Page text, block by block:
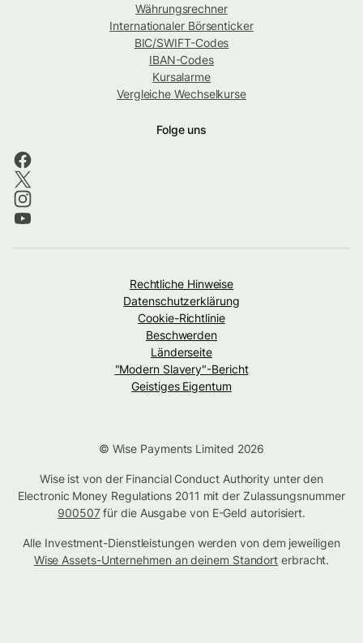
Währungsrechner
Internationaler Börsenticker
BIC/SWIFT-Codes
IBAN-Codes
Kursalarme
Vergleiche Wechselkurse
Folge uns
Rechtliche Hinweise
Datenschutzerklärung
Cookie-Richtlinie
Beschwerden
Länderseite
"Modern Slavery"-Bericht
Geistiges Eigentum
© Wise Payments Limited 2026
Wise ist von der Financial Conduct Authority unter den
Electronic Money Regulations 2011 mit der Zulassungsnummer
900507für die Ausgabe von E-Geld autorisiert.
Alle Investment-Dienstleistungen werden von dem jeweiligen
Wise Assets-Unternehmen an deinem Standort erbracht.